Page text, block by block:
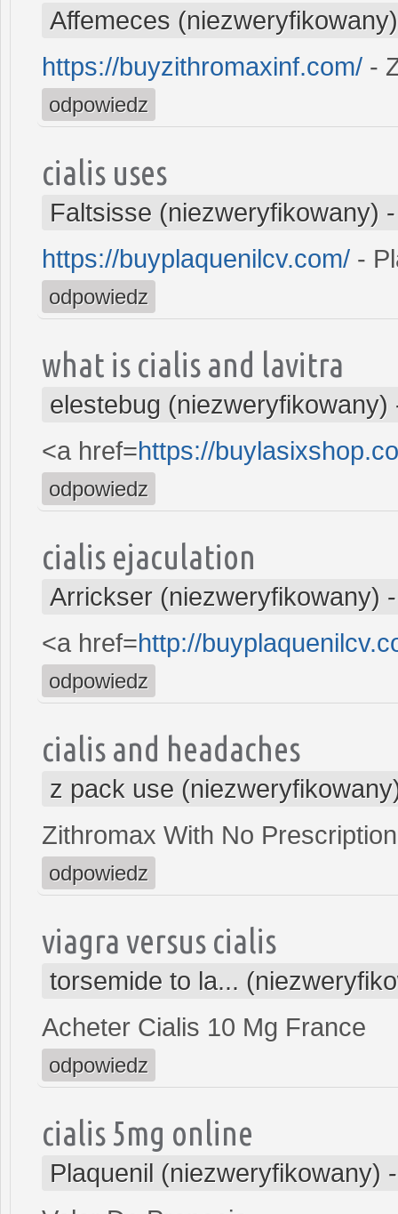
Affemeces (niezweryfikowany)
https://buyzithromaxinf.com/ -
odpowiedz
cialis uses
Faltsisse (niezweryfikowany)
https://buyplaquenilcv.com/ -
odpowiedz
what is cialis and lavitra
elestebug (niezweryfikowany)
<a href=https://
odpowiedz
cialis ejaculation
Arrickser (niezweryfikowany)
<a href=http://
odpowiedz
cialis and headaches
z pack use
Zithromax With No Prescription
odpowiedz
viagra versus cialis
torsemide to la...
Acheter Cialis 10 Mg France
odpowiedz
cialis 5mg online
Plaquenil (niezweryfikowany)